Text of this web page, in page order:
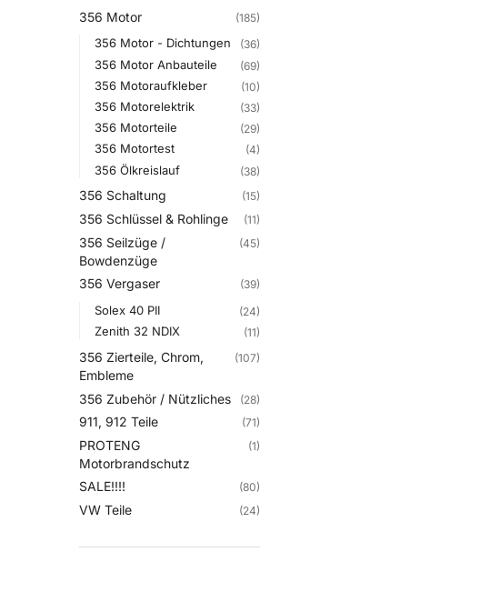
356 Motor (185)
356 Motor - Dichtungen (36)
356 Motor Anbauteile (69)
356 Motoraufkleber (10)
356 Motorelektrik (33)
356 Motorteile (29)
356 Motortest (4)
356 Ölkreislauf (38)
356 Schaltung (15)
356 Schlüssel & Rohlinge (11)
356 Seilzüge /
Bowdenzüge
(45)
356 Vergaser (39)
Solex 40 PII (24)
Zenith 32 NDIX (11)
356 Zierteile, Chrom,
Embleme
(107)
356 Zubehör / Nützliches (28)
911, 912 Teile (71)
PROTENG
Motorbrandschutz
(1)
SALE!!!! (80)
VW Teile (24)